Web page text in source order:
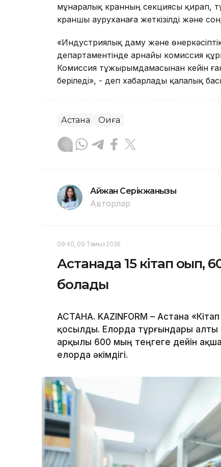
мұнаралық кранның секциясы қирап,
краншы ауруханаға жеткізілді және
«Индустриялық даму және
департаментінде арнайы комиссия
Комиссия тұжырымдамасынан кейін
беріледі», - деп хабарлады қалалық
Астана Оқиға
Айжан Серікжанқызы
Авторлар
09:40, 09 Тамыз 2026
Астанада 15 кітап оқып,
болады
АСТАНА. KAZINFORM – Астана
қосылды. Елорда тұрғындары алты
арқылы 600 мың теңгеге дейін
елорда әкімдігі.